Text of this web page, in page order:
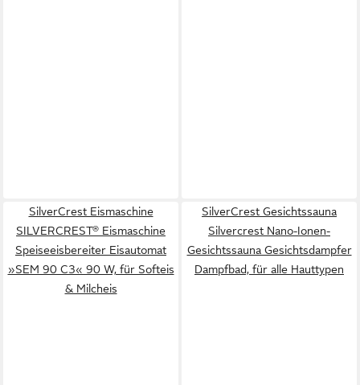
SilverCrest Eismaschine
SILVERCREST® Eismaschine
Speiseeisbereiter Eisautomat
»SEM 90 C3« 90 W, für Softeis
& Milcheis
SilverCrest Gesichtssauna
Silvercrest Nano-Ionen-
Gesichtssauna Gesichtsdampfer
Dampfbad, für alle Hauttypen